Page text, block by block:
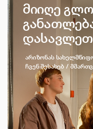
მიიღე
დასავლეთ
არიზონას
ჩვენ შესახებ